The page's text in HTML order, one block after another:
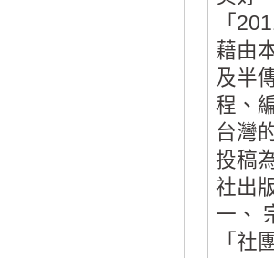
「
藉由
及半
程、
台灣
投稿
社出
一、
「社